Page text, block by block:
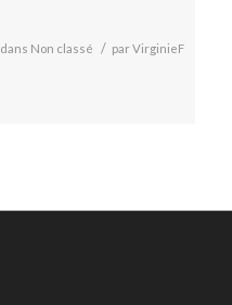
dans Non classé / parVirginieF